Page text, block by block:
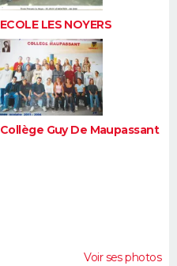
ECOLE LES NOYERS
Collège Guy De Maupassant
Voir ses photos